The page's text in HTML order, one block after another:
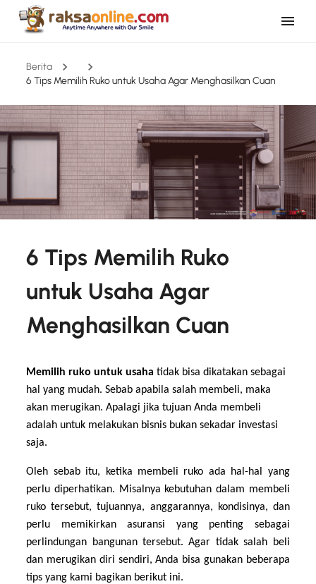
Berita
6 Tips Memilih Ruko untuk Usaha Agar Menghasilkan Cuan
6 Tips Memilih Ruko
untuk Usaha Agar
Menghasilkan Cuan
Memilih ruko untuk usahatidak bisa dikatakan sebagai
hal yang mudah. Sebab apabila salah membeli, maka
akan merugikan. Apalagi jika tujuan Anda membeli
adalah untuk melakukan bisnis bukan sekadar investasi
saja.
Oleh sebab itu, ketika membeli ruko ada hal-hal yang
perlu diperhatikan. Misalnya kebutuhan dalam membeli
ruko tersebut, tujuannya, anggarannya, kondisinya, dan
perlu memikirkan asuransi yang penting sebagai
perlindungan bangunan tersebut. Agar tidak salah beli
dan merugikan diri sendiri, Anda bisa gunakan beberapa
tips yang kami bagikan berikut ini.